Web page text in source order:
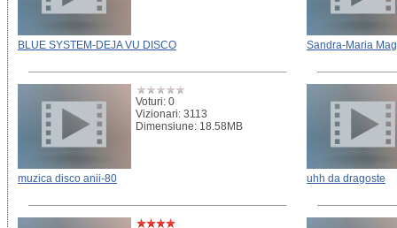
BLUE SYSTEM-DEJA VU DISCO Sandra-Maria
Voturi: 0
Vizionari: 3113
Dimensiune: 18.58MB
muzica disco anii-80 uhh da dragoste